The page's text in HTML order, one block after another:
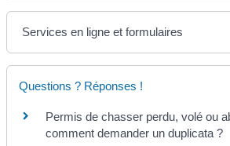
Services en ligne et formulaires
Questions ? Réponses !
Permis de chasser perdu, volé ou
comment demander un duplicata ?